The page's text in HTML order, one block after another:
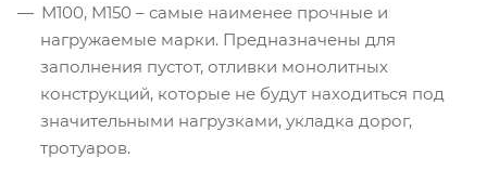
М100, М150 – самые наименее прочные и
нагружаемые марки. Предназначены для
заполнения пустот, отливки монолитных
конструкций, которые не будут находиться под
значительными нагрузками, укладка дорог,
тротуаров.